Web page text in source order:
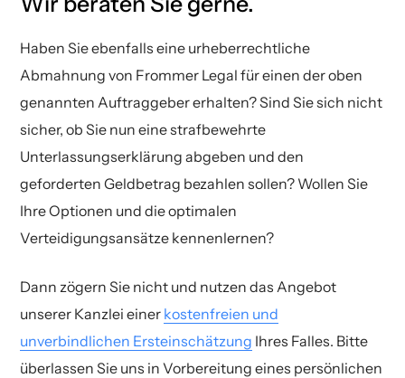
Haben Sie ebenfalls eine urheberrechtliche
Abmahnung von Frommer Legal für einen der oben
genannten Auftraggeber erhalten? Sind Sie sich nicht
sicher, ob Sie nun eine strafbewehrte
Unterlassungserklärung abgeben und den
geforderten Geldbetrag bezahlen sollen? Wollen Sie
Ihre Optionen und die optimalen
Verteidigungsansätze kennenlernen?
Dann zögern Sie nicht und nutzen das Angebot
unserer Kanzlei einer kostenfreien und
unverbindlichen Ersteinschätzung Ihres Falles. Bitte
überlassen Sie uns in Vorbereitung eines persönlichen